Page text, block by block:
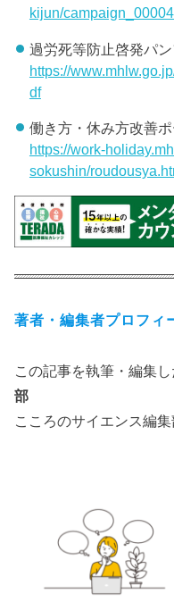
kijun/
過労死等防止啓発パン
https://
df
働き方・休み方改善
https://work-
sokushin/
著者・編集者プロフィ
この記事を執筆・編集
部
こころのサイエンス編